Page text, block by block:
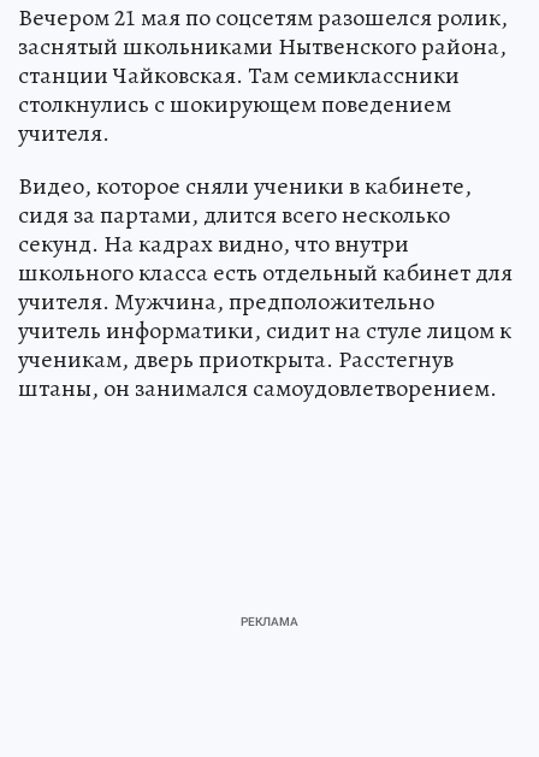
Вечером 21 мая по соцсетям разошелся ролик,
заснятый школьниками Нытвенского района,
станции Чайковская. Там семиклассники
столкнулись с шокирующем поведением
учителя.
Видео, которое сняли ученики в кабинете,
сидя за партами, длится всего несколько
секунд. На кадрах видно, что внутри
школьного класса есть отдельный кабинет для
учителя. Мужчина, предположительно
учитель информатики, сидит на стуле лицом к
ученикам, дверь приоткрыта. Расстегнув
штаны, он занимался самоудовлетворением.